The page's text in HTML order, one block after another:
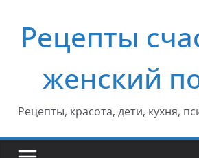
содержимому
Рецепты
женский
Рецепты, красота, дети, кухня,